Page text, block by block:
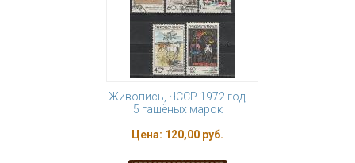
Живопись, ЧССР 1972 год,
5 гашёных марок
Цена: 120,00 руб.